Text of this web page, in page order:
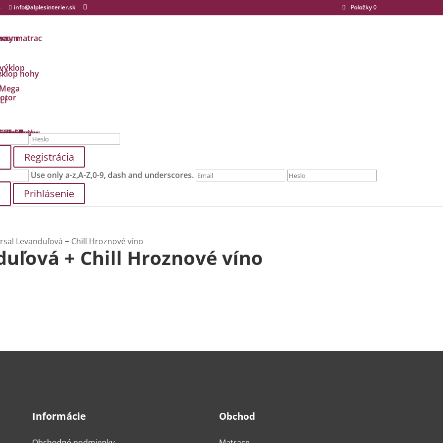
info@alplesinterier.sk Položky 0
matrac
nohy
baby
údajov
a platby
Registrácia
Use only a-z,A-Z,0-9, dash and underscores.
Prihlásenie
Levanduľová + Chill Hroznové víno
+ Chill Hroznové víno
Informácie Obchod